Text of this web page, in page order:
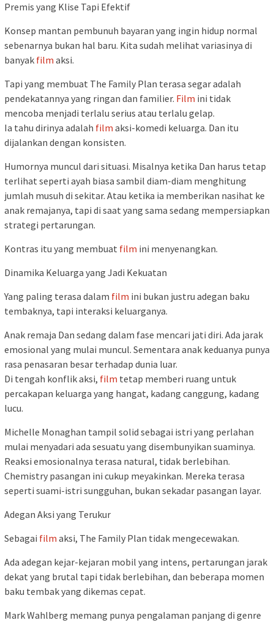
Premis yang Klise Tapi Efektif
Konsep mantan pembunuh bayaran yang ingin hidup normal
sebenarnya bukan hal baru. Kita sudah melihat variasinya di
banyak film aksi.
Tapi yang membuat The Family Plan terasa segar adalah
pendekatannya yang ringan dan familier. Film ini tidak
mencoba menjadi terlalu serius atau terlalu gelap.
Ia tahu dirinya adalah film aksi-komedi keluarga. Dan itu
dijalankan dengan konsisten.
Humornya muncul dari situasi. Misalnya ketika Dan harus tetap
terlihat seperti ayah biasa sambil diam-diam menghitung
jumlah musuh di sekitar. Atau ketika ia memberikan nasihat ke
anak remajanya, tapi di saat yang sama sedang mempersiapkan
strategi pertarungan.
Kontras itu yang membuat film ini menyenangkan.
Dinamika Keluarga yang Jadi Kekuatan
Yang paling terasa dalam film ini bukan justru adegan baku
tembaknya, tapi interaksi keluarganya.
Anak remaja Dan sedang dalam fase mencari jati diri. Ada jarak
emosional yang mulai muncul. Sementara anak keduanya punya
rasa penasaran besar terhadap dunia luar.
Di tengah konflik aksi, film tetap memberi ruang untuk
percakapan keluarga yang hangat, kadang canggung, kadang
lucu.
Michelle Monaghan tampil solid sebagai istri yang perlahan
mulai menyadari ada sesuatu yang disembunyikan suaminya.
Reaksi emosionalnya terasa natural, tidak berlebihan.
Chemistry pasangan ini cukup meyakinkan. Mereka terasa
seperti suami-istri sungguhan, bukan sekadar pasangan layar.
Adegan Aksi yang Terukur
Sebagai film aksi, The Family Plan tidak mengecewakan.
Ada adegan kejar-kejaran mobil yang intens, pertarungan jarak
dekat yang brutal tapi tidak berlebihan, dan beberapa momen
baku tembak yang dikemas cepat.
Mark Wahlberg memang punya pengalaman panjang di genre